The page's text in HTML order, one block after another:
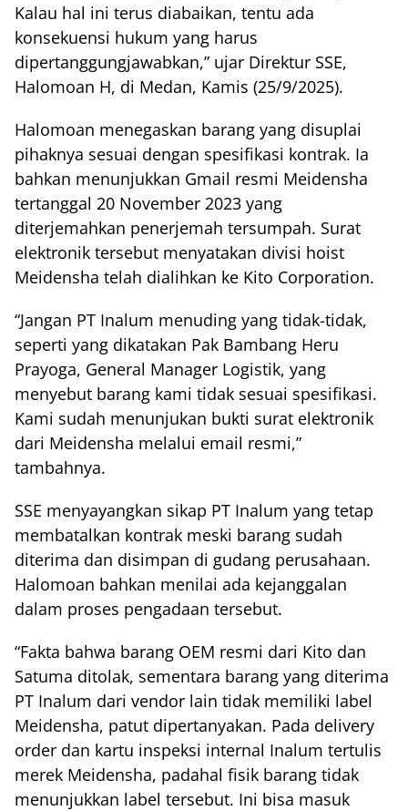
Kalau hal ini terus diabaikan, tentu ada
konsekuensi hukum yang harus
dipertanggungjawabkan,” ujar Direktur SSE,
Halomoan H, di Medan, Kamis (25/9/2025).
Halomoan menegaskan barang yang disuplai
pihaknya sesuai dengan spesifikasi kontrak. Ia
bahkan menunjukkan Gmail resmi Meidensha
tertanggal 20 November 2023 yang
diterjemahkan penerjemah tersumpah. Surat
elektronik tersebut menyatakan divisi hoist
Meidensha telah dialihkan ke Kito Corporation.
“Jangan PT Inalum menuding yang tidak-tidak,
seperti yang dikatakan Pak Bambang Heru
Prayoga, General Manager Logistik, yang
menyebut barang kami tidak sesuai spesifikasi.
Kami sudah menunjukan bukti surat elektronik
dari Meidensha melalui email resmi,”
tambahnya.
SSE menyayangkan sikap PT Inalum yang tetap
membatalkan kontrak meski barang sudah
diterima dan disimpan di gudang perusahaan.
Halomoan bahkan menilai ada kejanggalan
dalam proses pengadaan tersebut.
“Fakta bahwa barang OEM resmi dari Kito dan
Satuma ditolak, sementara barang yang diterima
PT Inalum dari vendor lain tidak memiliki label
Meidensha, patut dipertanyakan. Pada delivery
order dan kartu inspeksi internal Inalum tertulis
merek Meidensha, padahal fisik barang tidak
menunjukkan label tersebut. Ini bisa masuk